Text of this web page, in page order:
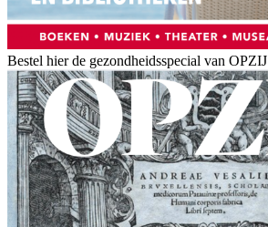
Bestel hier de gezondheidsspecial van OPZIJ